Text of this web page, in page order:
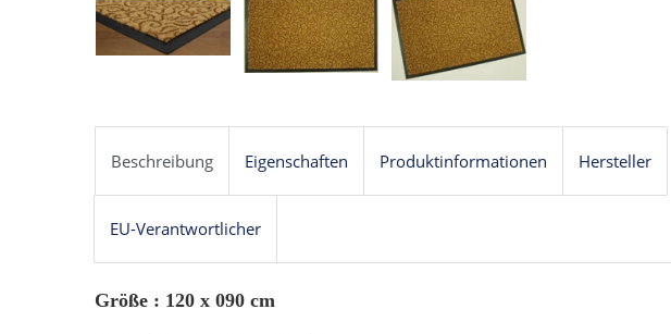
Beschreibung Eigenschaften Produktinformationen Hersteller
EU-Verantwortlicher
Größe : 120 x 090 cm